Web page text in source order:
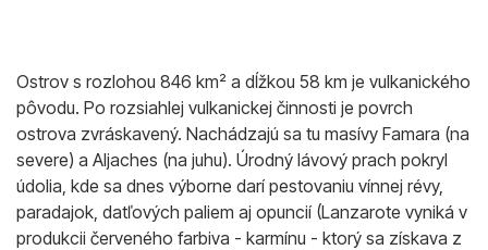
Ostrov s rozlohou 846 km² a dĺžkou 58 km je vulkanického
pôvodu. Po rozsiahlej vulkanickej činnosti je povrch
ostrova zvráskavený. Nachádzajú sa tu masívy Famara (na
severe) a Aljaches (na juhu). Úrodný lávový prach pokryl
údolia, kde sa dnes výborne darí pestovaniu vínnej révy,
paradajok, datľových paliem aj opuncií (Lanzarote vyniká v
produkcii červeného farbiva - karmínu - ktorý sa získava z